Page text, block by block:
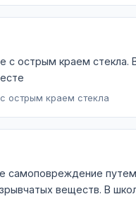
с острым краем стекла.
острым краем стекла
самоповреждение путем
веществ. В